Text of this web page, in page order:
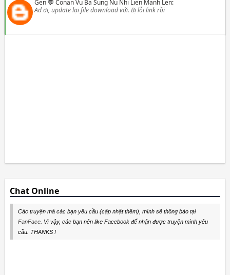
Gen💬 Conan Vu Ba Sung Nu Nhi Lien Manh Len:
Ad ơi, update lại file download với. Bị lỗi link rồi
Chat Online
Các truyện mà các bạn yêu cầu (cập nhật thêm), mình sẽ thông báo tại
FanFace. Vì vậy, các bạn nên like Facebook để nhận được truyện mình yêu
cầu. THANKS !